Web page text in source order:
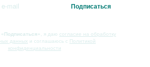
«Подписаться» , я даю согласие на обработку
данных и соглашаюсь с Политикой
конфиденциальности